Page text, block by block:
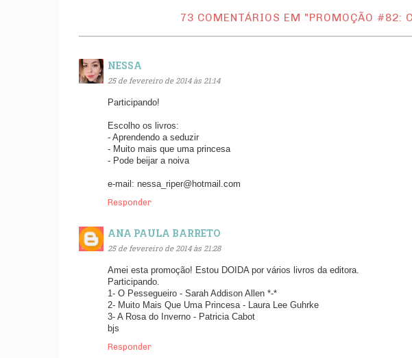
73 COMENTÁRIOS EM "PROMOÇÃO #82:
NESSA
25 de fevereiro de 2014 às 21:14
Participando!
Escolho os livros:
- Aprendendo a seduzir
- Muito mais que uma princesa
- Pode beijar a noiva
e-mail: nessa_riper@hotmail.com
Responder
ANA PAULA BARRETO
25 de fevereiro de 2014 às 21:28
Amei esta promoção! Estou DOIDA por vários livros da editora.
Participando.
1- O Pessegueiro - Sarah Addison Allen *-*
2- Muito Mais Que Uma Princesa - Laura Lee Guhrke
3- A Rosa do Inverno - Patricia Cabot
bjs
Responder